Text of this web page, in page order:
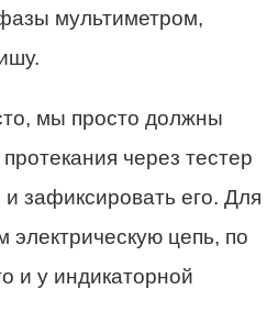
мультиметром,
мы просто должны
через тестер
и зафиксировать его. Для
электрическую цепь, по
и у индикаторной